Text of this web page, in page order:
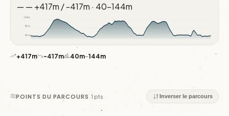
— — +417m / -417m · 40–144m
40m
92m
144m
+417m -417m 40m–144m
POINTS DU PARCOURS 1 pts Inverser le parcours